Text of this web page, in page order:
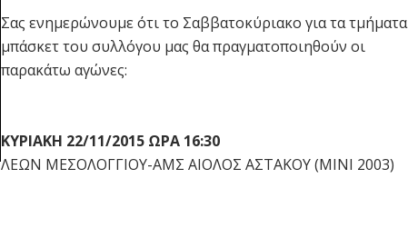
Σας ενημερώνουμε ότι το Σαββατοκύριακο για τα τμήματα
μπάσκετ του συλλόγου μας θα πραγματοποιηθούν οι
παρακάτω αγώνες:
ΚΥΡΙΑΚΗ 22/11/2015 ΩΡΑ 16:30
ΛΕΩΝ ΜΕΣΟΛΟΓΓΙΟΥ-ΑΜΣ ΑΙΟΛΟΣ ΑΣΤΑΚΟΥ (ΜΙΝΙ 2003)